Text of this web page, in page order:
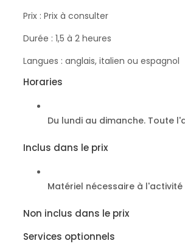
Prix ​​: Prix à consulter
Durée : 1,5 à 2 heures
Langues : anglais, italien ou espagnol
Horaries
Du lundi au dimanche. Toute
Inclus dans le prix
Matériel nécessaire à l'activité
Non inclus dans le prix
Services optionnels